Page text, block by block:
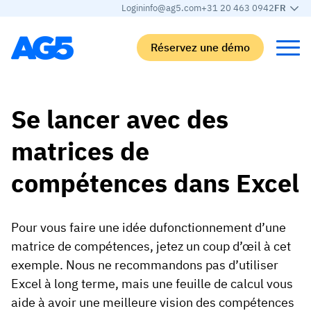
Logininfo@ag5.com+31 20 463 0942FR
Réservez une démo
Matrice de compétences
Matrice de compétences
Bibliothèque de compétences
Gestion des compétences
Fusion des compétences par IA
Effectifs
Par secteur
Automobile
Agroalimentaire
Logistique
Fabrication médicale
Voir tous les secteurs
Automobile
Logistique
KLM Cargo
Base Logistics
Apprendre
Livres blancs
Programme de partenariat
Webinaires
Assistance
Se lancer avec des
matrices de
compétences dans Excel
Pour vous faire une idée dufonctionnement d’une
matrice de compétences, jetez un coup d’œil à cet
exemple. Nous ne recommandons pas d’utiliser
Excel à long terme, mais une feuille de calcul vous
aide à avoir une meilleure vision des compétences